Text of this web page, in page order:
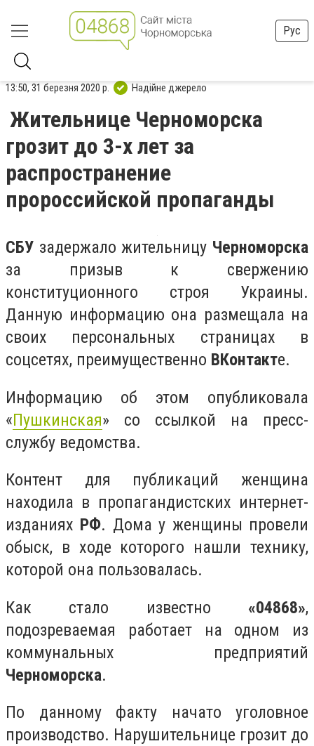
Рус
13:50, 31 березня 2020 р. Надійне джерело
Жительнице Черноморска
грозит до 3-х лет за
распространение
пророссийской пропаганды
СБУ задержало жительницу Черноморска
за призыв к свержению
конституционного строя Украины.
Данную информацию она размещала на
своих персональных страницах в
соцсетях, преимущественно ВКонтакте.
Информацию об этом опубликовала
«Пушкинская» со ссылкой на пресс-
службу ведомства.
Контент для публикаций женщина
находила в пропагандистских интернет-
изданиях РФ. Дома у женщины провели
обыск, в ходе которого нашли технику,
которой она пользовалась.
Как стало известно «04868»,
подозреваемая работает на одном из
коммунальных предприятий
Черноморска.
По данному факту начато уголовное
производство. Нарушительнице грозит до